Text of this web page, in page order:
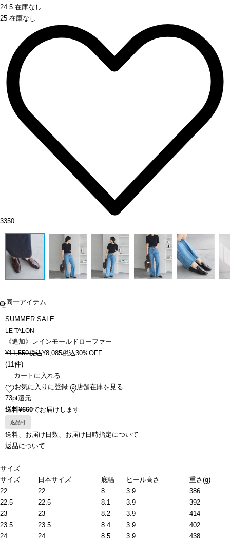
24.5 在庫なし
25 在庫なし
3350
同一アイテム
SUMMER SALE
LE TALON
《追加》レインモールドローファー
¥11,550税込¥8,085税込30%OFF
(11件)
カートに入れる
お気に入りに登録
店舗在庫を見る
73pt還元
送料¥660でお届けします
返品可
送料、お届け日数、お届け日時指定について
返品について
サイズ
サイズ
日本サイズ 底幅 ヒール高さ
重さ(g)
22
22 8 3.9
386
22.5
22.5 8.1 3.9
392
23
23 8.2 3.9
414
23.5
23.5 8.4 3.9
402
24
24 8.5 3.9 438